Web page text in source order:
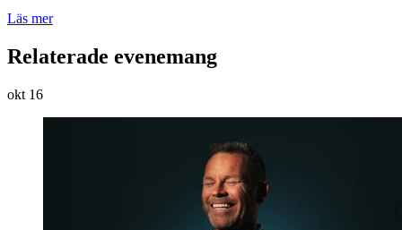
Läs mer
Relaterade evenemang
okt 16